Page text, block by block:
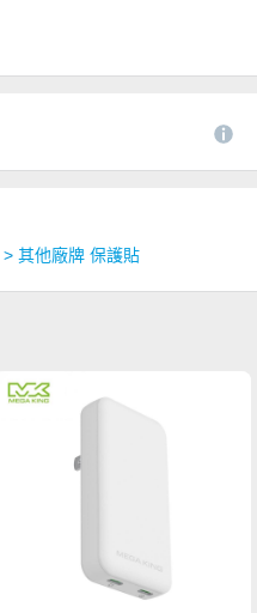
> 其他廠牌 保護貼